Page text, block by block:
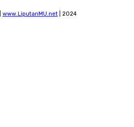
www.LiputanMU.net | 2024